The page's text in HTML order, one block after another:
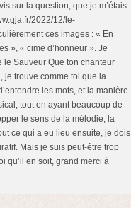
sur la question, que je m’étais
2022/12/le-
ces images : « En
», « cime d’honneur ». Je
le Sauveur Que ton chanteur
je trouve comme toi que la
les mots, et la manière
tout en ayant beaucoup de
le sens de la mélodie, la
ce qui a eu lieu ensuite, je dois
Mais je suis peut-être trop
qu’il en soit, grand merci à